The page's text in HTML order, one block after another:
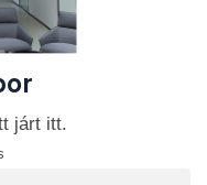
járt itt.